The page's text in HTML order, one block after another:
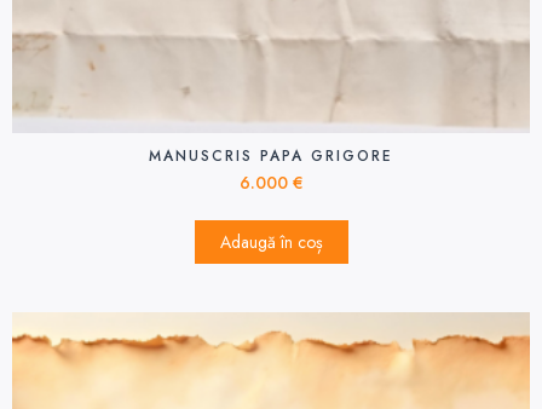
MANUSCRIS PAPA GRIGORE
6.000 €
Adaugă în coș